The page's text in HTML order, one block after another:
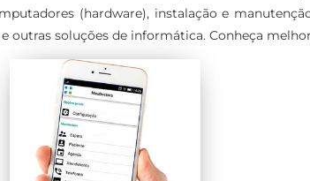
(hardware), instalação e
soluções de informática. Conheça